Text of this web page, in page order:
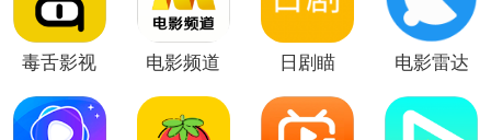
毒舌影视 电影频道 日剧瞄
电影雷达